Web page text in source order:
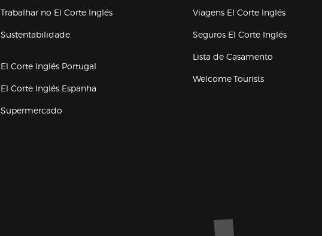
Trabalhar no El Corte Inglés(abre en nueva ventana)
Sustentabilidade
El Corte Inglés Portugal
El Corte Inglés Espanha
Supermercado
Viagens El Corte Inglés(abre en
Seguros El Corte Inglés(abre en
Lista de Casamento
Welcome Tourists
Marca El Corte Inglés